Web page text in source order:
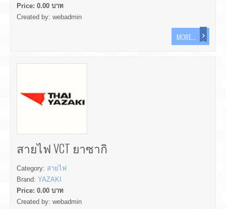
Price: 0.00 บาท
Created by: webadmin
MORE...
สายไฟ VCT ยาซากิ
Category: สายไฟ
Brand: YAZAKI
Price: 0.00 บาท
Created by: webadmin